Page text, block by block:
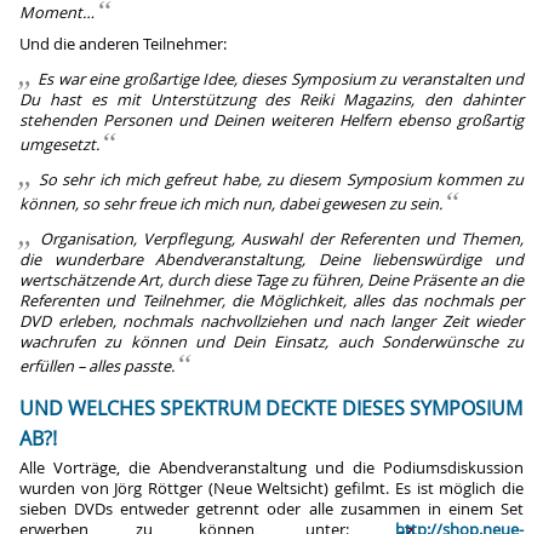
Moment…
Und die anderen Teilnehmer:
Es war eine großartige Idee, dieses Symposium zu veranstalten und
Du hast es mit Unterstützung des Reiki Magazins, den dahinter
stehenden Personen und Deinen weiteren Helfern ebenso großartig
umgesetzt.
So sehr ich mich gefreut habe, zu diesem Symposium kommen zu
können, so sehr freue ich mich nun, dabei gewesen zu sein.
Organisation, Verpflegung, Auswahl der Referenten und Themen,
die wunderbare Abendveranstaltung, Deine liebenswürdige und
wertschätzende Art, durch diese Tage zu führen, Deine Präsente an die
Referenten und Teilnehmer, die Möglichkeit, alles das nochmals per
DVD erleben, nochmals nachvollziehen und nach langer Zeit wieder
wachrufen zu können und Dein Einsatz, auch Sonderwünsche zu
erfüllen – alles passte.
UND WELCHES SPEKTRUM DECKTE DIESES SYMPOSIUM
AB?!
Alle Vorträge, die Abendveranstaltung und die Podiumsdiskussion
wurden von Jörg Röttger (Neue Weltsicht) gefilmt. Es ist möglich die
sieben DVDs entweder getrennt oder alle zusammen in einem Set
erwerben zu können, unter: http://shop.neue-